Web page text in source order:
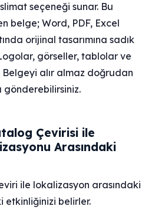
seçeneği sunar. Bu
belge; Word, PDF, Excel
orijinal tasarımına sadık
görseller, tablolar ve
alır almaz doğrudan
gönderebilirsiniz.
Çevirisi ile
Arasındaki
ile lokalizasyon arasındaki
belirler.